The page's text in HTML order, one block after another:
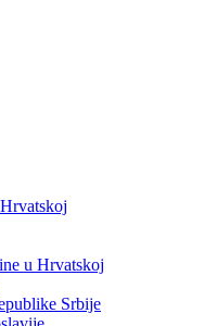
u Hrvatskoj
Srbije